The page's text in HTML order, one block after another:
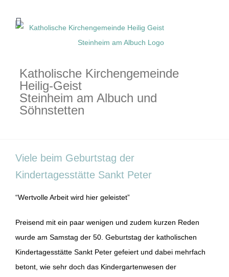
Inhalt
Katholische Kirchengemeinde
Heilig-Geist
Steinheim am Albuch und
Söhnstetten
Viele beim Geburtstag der
Kindertagesstätte Sankt Peter
“Wertvolle Arbeit wird hier geleistet”
Preisend mit ein paar wenigen und zudem kurzen Reden
wurde am Samstag der 50. Geburtstag der katholischen
Kindertagesstätte Sankt Peter gefeiert und dabei mehrfach
betont, wie sehr doch das Kindergartenwesen der